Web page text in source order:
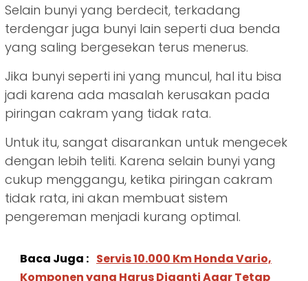
Selain bunyi yang berdecit, terkadang
terdengar juga bunyi lain seperti dua benda
yang saling bergesekan terus menerus.
Jika bunyi seperti ini yang muncul, hal itu bisa
jadi karena ada masalah kerusakan pada
piringan cakram yang tidak rata.
Untuk itu, sangat disarankan untuk mengecek
dengan lebih teliti. Karena selain bunyi yang
cukup menggangu, ketika piringan cakram
tidak rata, ini akan membuat sistem
pengereman menjadi kurang optimal.
Baca Juga : Servis 10.000 Km Honda Vario,
Komponen yang Harus Diganti Agar Tetap